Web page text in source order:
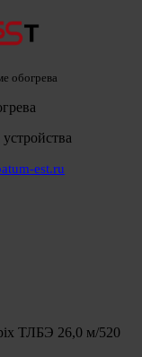
обогрева
est.ru
ТЛБЭ 26,0 м/520